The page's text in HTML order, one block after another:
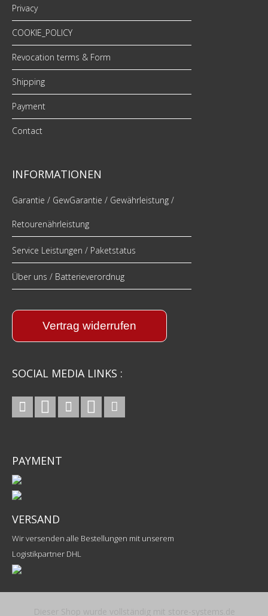
Privacy
COOKIE_POLICY
Revocation terms & Form
Shipping
Payment
Contact
INFORMATIONEN
Garantie / GewGarantie / Gewährleistung /
Retourenährleistung
Service Leistungen / Paketstatus
Über uns / Batterieverordnug
Vertrag widerrufen
SOCIAL MEDIA LINKS :
PAYMENT
VERSAND
Wir versenden alle Bestellungen mit unserem
Logistikpartner DHL